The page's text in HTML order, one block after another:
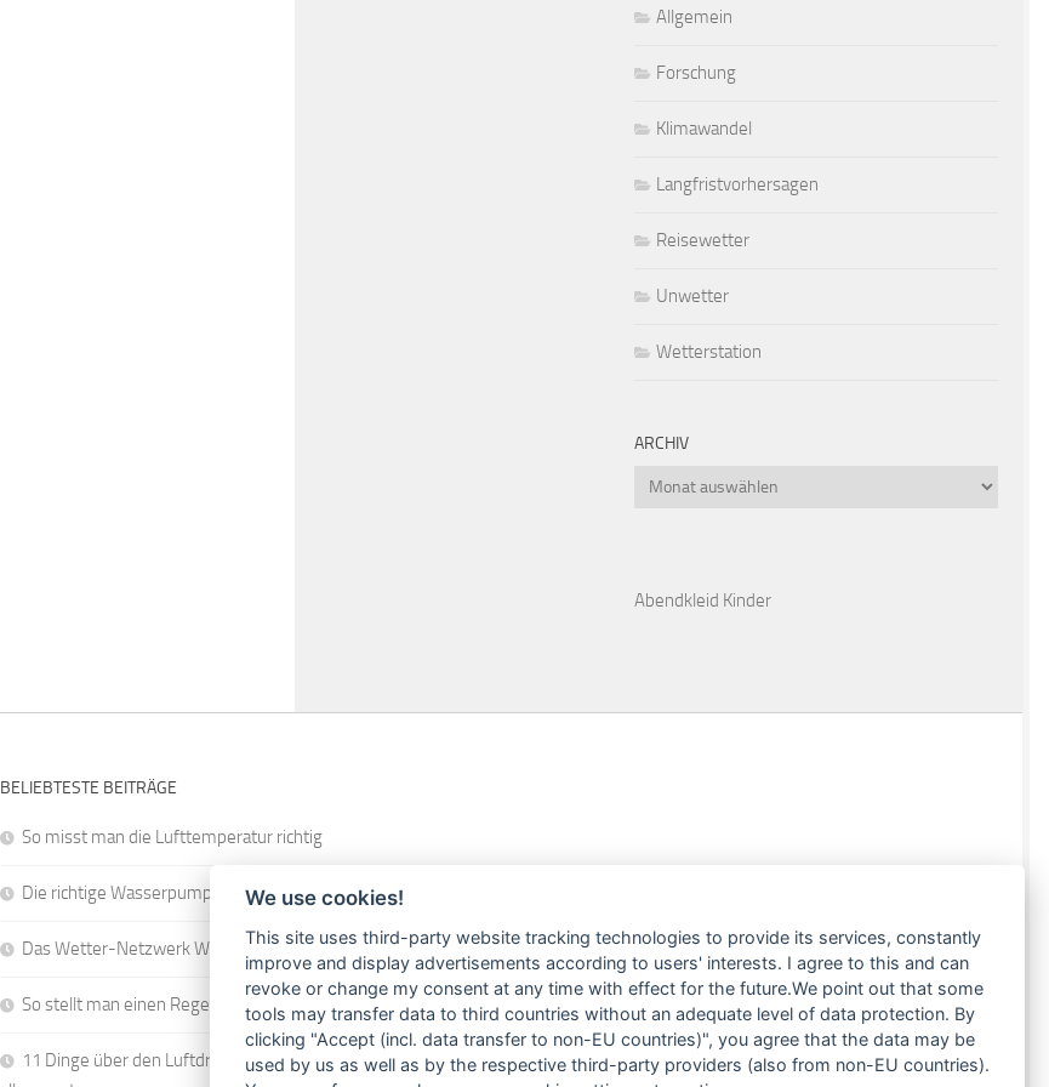
Allgemein
Forschung
Klimawandel
Langfristvorhersagen
Reisewetter
Unwetter
Wetterstation
ARCHIV
Archiv
Abendkleid Kinder
BELIEBTESTE BEITRÄGE
So misst man die Lufttemperatur richtig
Die richtige Wasserpumpe für den Garten
Das Wetter-Netzwerk WeatherCloud
So stellt man einen Regenmesser korrekt auf
11 Dinge über den Luftdruck, die Sie garantiert noch nicht
We use cookies!
This site uses third-party website tracking technologies to provide its services, constantly
improve and display advertisements according to users' interests. I agree to this and can
revoke or change my consent at any time with effect for the future.We point out that some
tools may transfer data to third countries without an adequate level of data protection. By
clicking "Accept (incl. data transfer to non-EU countries)", you agree that the data may be
used by us as well as by the respective third-party providers (also from non-EU countries).